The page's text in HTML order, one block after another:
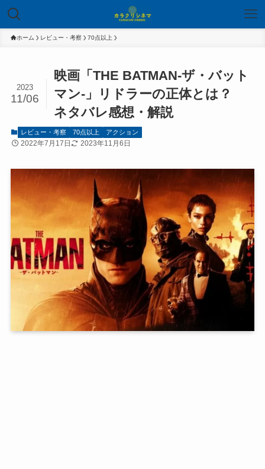
ホーム レビュー・考察 70点以上
映画「THE BATMAN-ザ・バット
マン-」リドラーの正体とは？
ネタバレ感想・解説
2023
11/06
レビュー・考察 70点以上 アクション
2022年7月17日 2023年11月6日